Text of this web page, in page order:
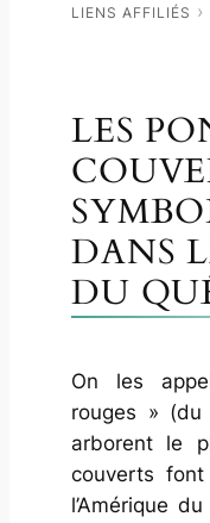
LIENS AFFILIÉS
LES
DANS
DU
On les
rouges » (du
arborent le
couverts
l’Amérique